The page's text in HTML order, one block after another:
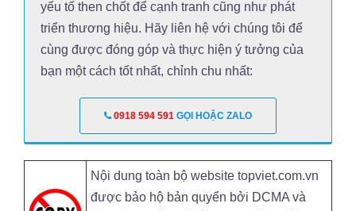
yếu tố then chốt để cạnh tranh cũng như phát
triển thương hiệu. Hãy liên hệ với chúng tôi để
cùng được đóng góp và thực hiện ý tưởng của
bạn một cách tốt nhất, chỉnh chu nhất:
0918 594 591 GỌI HOẶC ZALO
Nội dung toàn bộ website topviet.com.vn
được bảo hộ bản quyển bởi DCMA và